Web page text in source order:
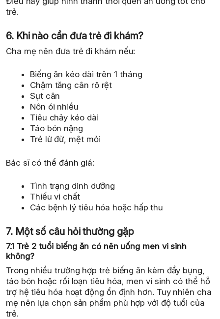
trẻ.
6. Khi nào cần đưa trẻ đi khám?
Cha mẹ nên đưa trẻ đi khám nếu:
Biếng ăn kéo dài trên 1 tháng
Chậm tăng cân rõ rệt
Sụt cân
Nôn ói nhiều
Tiêu chảy kéo dài
Táo bón nặng
Trẻ lừ đừ, mệt mỏi
Bác sĩ có thể đánh giá:
Tình trạng dinh dưỡng
Thiếu vi chất
Các bệnh lý tiêu hóa hoặc hấp thu
7. Một số câu hỏi thường gặp
7.1 Trẻ 2 tuổi biếng ăn có nên uống men vi sinh
không?
Trong nhiều trường hợp trẻ biếng ăn kèm đầy bụng,
táo bón hoặc rối loạn tiêu hóa, men vi sinh có thể hỗ
trợ hệ tiêu hóa hoạt động ổn định hơn. Tuy nhiên cha
mẹ nên lựa chọn sản phẩm phù hợp với độ tuổi của
trẻ.